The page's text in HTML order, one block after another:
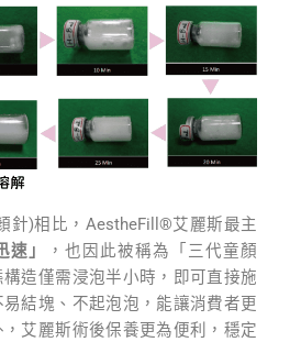
針)相比，AestheFill®艾麗斯最主
速」
，也因此被稱為「三代童顏
造僅需浸泡半小時，即可直接施
結塊、不起泡泡，能讓消費者更
艾麗斯術後保養更為便利，穩定